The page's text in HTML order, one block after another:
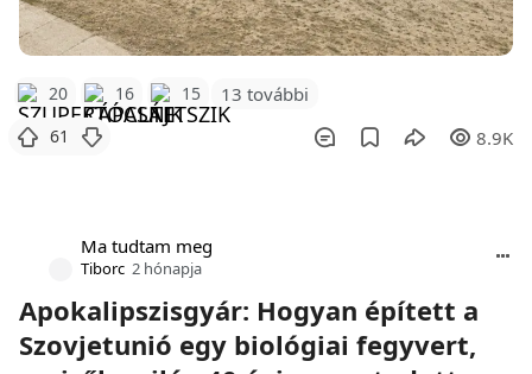
20 16 15 13 további
61 8.9K
Ma tudtam meg
Tiborc 2 hónapja
Apokalipszisgyár: Hogyan épített a
Szovjetunió egy biológiai fegyvert,